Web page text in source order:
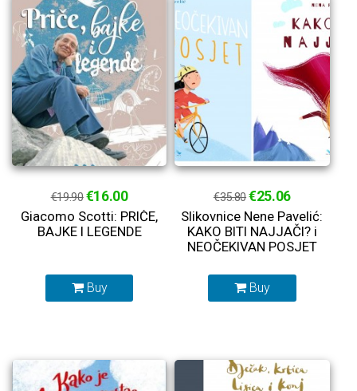
€19.90€16.00
Giacomo Scotti: PRIČE,
BAJKE I LEGENDE
Buy
€35.80€25.06
Slikovnice Nene Pavelić:
KAKO BITI NAJJAČI? i
NEOČEKIVAN POSJET
Buy